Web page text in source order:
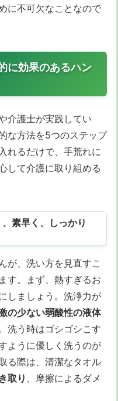
に不可欠なことなので
に効果のあるハン
介護士が実践してい
な方法を5つのステップ
れるだけで、手荒れに
して介護に取り組める
素早く、しっかり
が、洗い方を見直すこ
す。まず、熱すぎるお
しましょう。洗浄力が
の少ない弱酸性の液体
洗う時はゴシゴシこす
ように優しく洗うのが
る際は、清潔なタオル
取り
、摩擦によるダメ